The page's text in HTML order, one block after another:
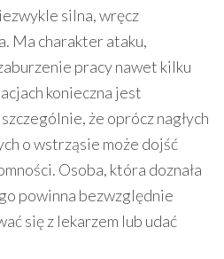
silna, wręcz
Ma charakter ataku,
pracy nawet kilku
konieczna jest
że oprócz nagłych
o wstrząsie może dojść
Osoba, która doznała
powinna bezwzględnie
się z lekarzem lub udać